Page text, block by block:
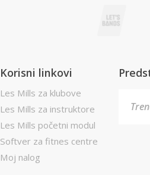
Korisni linkovi
Les Mills za klubove
Les Mills za instruktore
Les Mills početni modul
Softver za fitnes centre
Moj nalog